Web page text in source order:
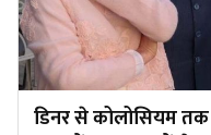
डिनर से कोलोसियम तक